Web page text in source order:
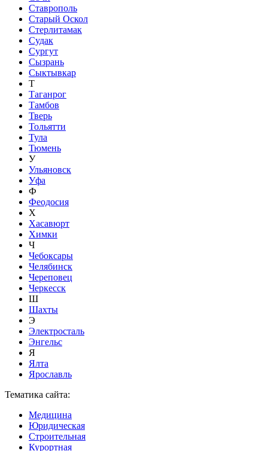
Ставрополь
Старый Оскол
Стерлитамак
Судак
Сургут
Сызрань
Сыктывкар
Т
Таганрог
Тамбов
Тверь
Тольятти
Тула
Тюмень
У
Ульяновск
Уфа
Ф
Феодосия
Х
Хасавюрт
Химки
Ч
Чебоксары
Челябинск
Череповец
Черкесск
Ш
Шахты
Э
Электросталь
Энгельс
Я
Ялта
Ярославль
Тематика сайта:
Медицина
Юридическая
Строительная
Курортная